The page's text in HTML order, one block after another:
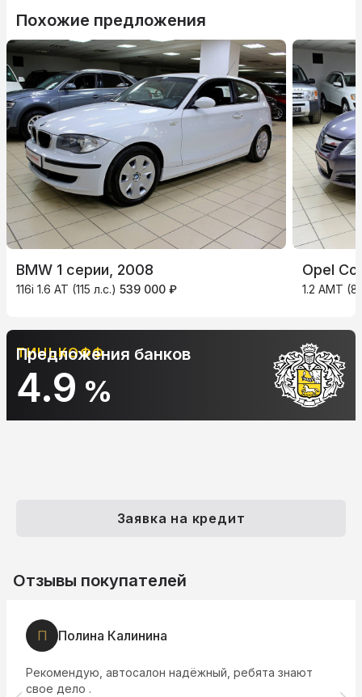
Похожие предложения
BMW 1 серии, 2008
116i 1.6 AT (115 л.с.) 539 000 ₽
Opel
1.2 AMT
АЛЬФА-БАНК
10.9%
Предложения банков
Заявка на кредит
Отзывы покупателей
П Полина Калинина
Рекомендую, автосалон надёжный, ребята знают
свое дело .